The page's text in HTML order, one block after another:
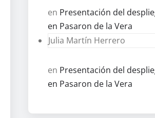
en Presentación del
en Pasaron de la Vera
Julia Martín Herrero
en Presentación del
en Pasaron de la Vera